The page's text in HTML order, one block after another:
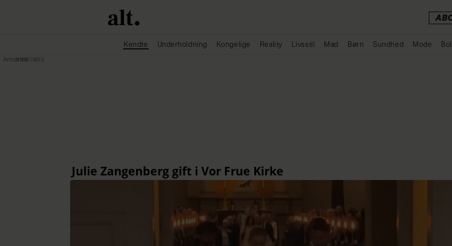
Kendte Underholdning Kongelige Reality Livsstil Mad Børn Sundhed Mode
Annonce